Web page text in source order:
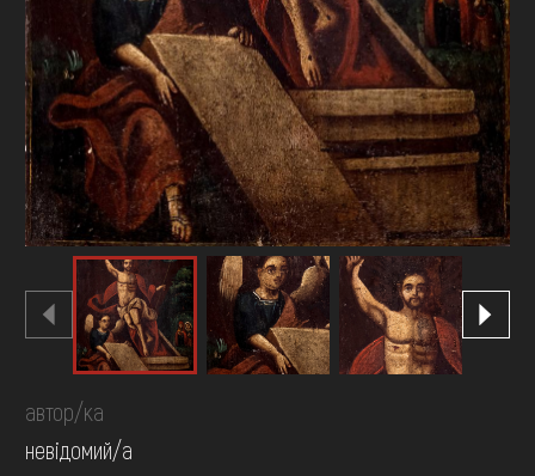
автор/ка
невідомий/а